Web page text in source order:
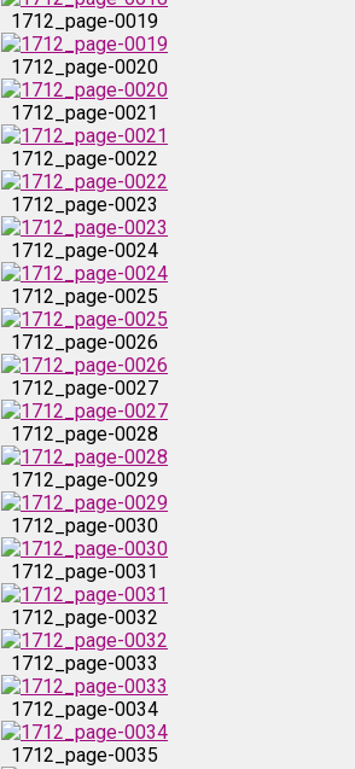
1712_page-0025
1712_page-0026
1712_page-0027
1712_page-0028
1712_page-0029
1712_page-0030
1712_page-0031
1712_page-0032
1712_page-0033
1712_page-0034
1712_page-0035
1712_page-0019
1712_page-0020
1712_page-0021
1712_page-0022
1712_page-0023
1712_page-0024
1712_page-0025
1712_page-0026
1712_page-0027
1712_page-0028
1712_page-0029
1712_page-0030
1712_page-0031
1712_page-0032
1712_page-0033
1712_page-0034
1712_page-0035